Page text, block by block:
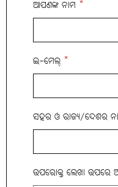
ଆପଣଙ୍କ ନାମ *
ଇ-ମେଲ୍ *
ସହର ଓ ରାଜ୍ୟ/ଦେଶର
ଉପରୋକ୍ତ ଲେଖା ଉପରେ